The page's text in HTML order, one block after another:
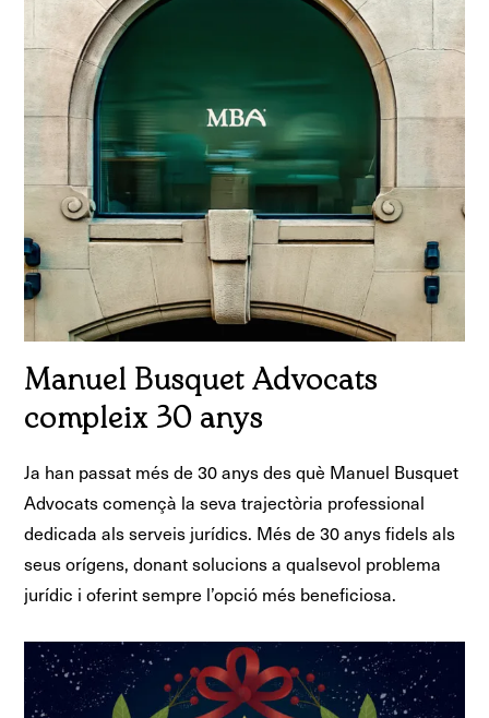
Manuel Busquet Advocats
compleix 30 anys
Ja han passat més de 30 anys des què Manuel Busquet
Advocats començà la seva trajectòria professional
dedicada als serveis jurídics. Més de 30 anys fidels als
seus orígens, donant solucions a qualsevol problema
jurídic i oferint sempre l’opció més beneficiosa.